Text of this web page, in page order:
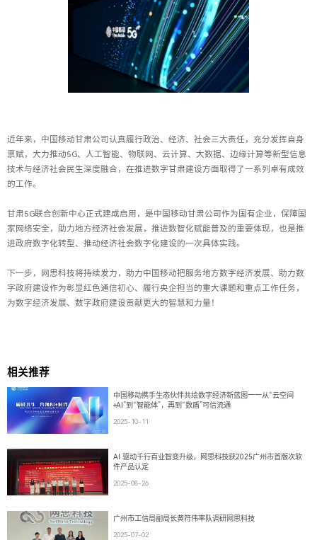
近年来，中国移动甘肃公司认真履行政治、经济、社会三大责任，充分发挥自身
禀赋，大力推动5G、人工智能、物联网、云计算、大数据、边缘计算等新型信息
技术与经济社会民生深度融合，在推进数字甘肃建设方面取得了一系列卓有成效
的工作。
甘肃5G联合创新中心正式建成启用，是中国移动甘肃公司作为国有企业，保障国
家网络安全，助力地方经济社会发展，推进数智化赋能普及的重要体现，也是推
进政府数字化转型、推动经济社会数字化建设的一次具体实践。
下一步，网思科技将持续发力，助力中国移动把服务地方数字经济发展、助力数
字政府建设作为彰显红色通信初心、履行央企担当的重大课题和重点工作任务，
为数字经济发展、数字政府建设贡献更大的智慧和力量！
相关推荐
中国移动携手生态伙伴共绘数字经济新蓝图——从“云空间
+AI”到“智能体”，再到“数盾”可信流通
2025-10-11
AI 驱动千行百业智变升级，网思科技获2025广州市首版次软
件产品认定
2025-08-26
广州市工信局副局长黄符伟率队调研网思科技
2025-07-02